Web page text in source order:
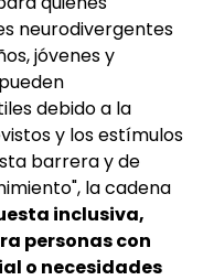
neurodivergentes
jóvenes y
debido a la
y los estímulos
barrera y de
la cadena
inclusiva,
personas con
o necesidades